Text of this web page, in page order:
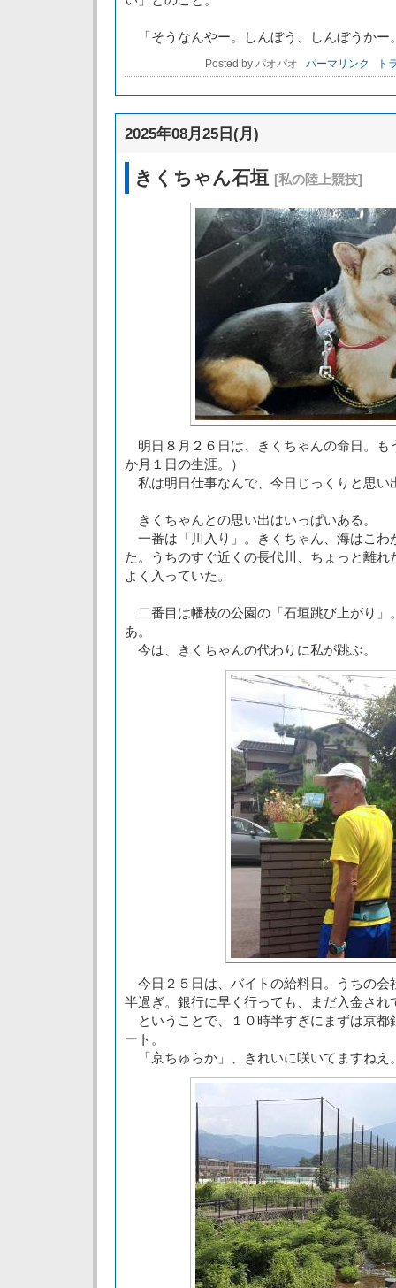
「そうなんやー。しんぼう、しんぼうかー
Posted by パオパオ パーマリンク ト
2025年08月25日(月)
きくちゃん石垣 [私の陸上競技]
明日８月２６日は、きくちゃんの命日。も
か月１日の生涯。）
私は明日仕事なんで、今日じっくりと思い
きくちゃんとの思い出はいっぱいある。
一番は「川入り」。きくちゃん、海はこわ
た。うちのすぐ近くの長代川、ちょっと離
よく入っていた。
二番目は幡枝の公園の「石垣跳び上がり」
あ。
今は、きくちゃんの代わりに私が跳ぶ。
今日２５日は、バイトの給料日。うちの会
半過ぎ。銀行に早く行っても、まだ入金され
ということで、１０時半すぎにまずは京都
ート。
「京ちゅらか」、きれいに咲いてますねえ